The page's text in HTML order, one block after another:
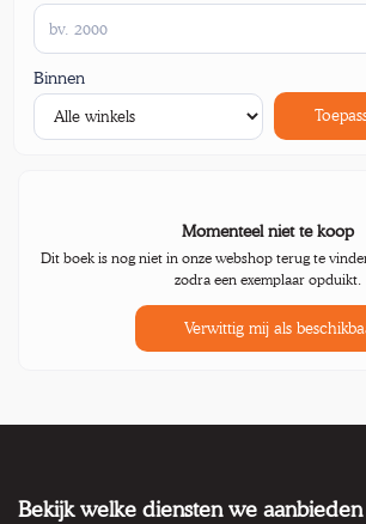
Binnen
Momenteel niet te koop
Dit boek is nog niet in onze webshop terug te
zodra een exemplaar opduikt.
Verwittig mij als
Bekijk welke diensten we